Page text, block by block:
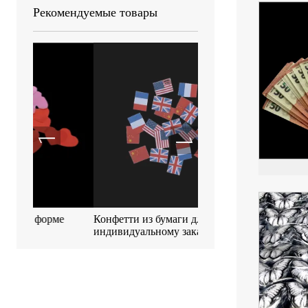
Рекомендуемые товары
Конфетти из бумаги для печати по
индивидуальному заказу
Биоразлагаемое
конфетти 55 * 17 мм